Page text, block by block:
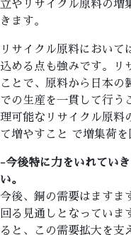
立やリサイクル原料の増
きます。
リサイクル原料におい
込める点も強みです。リ
ことで、原料から日本の
での生産を一貫して行う
理可能なリサイクル原料
て増やすこと で増集荷を
-今後特に力をいれてい
い。
今後、銅の需要はますま
回る見通しとなってい
ると、この需要拡大を支